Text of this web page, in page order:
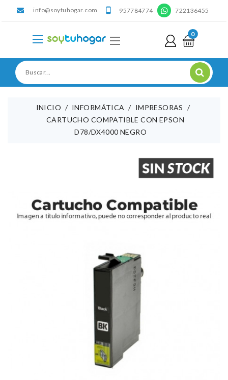
info@soytuhogar.com  957784774 ' 722136455
0
INICIO INFORMÁTICA
IMPRESORAS
CARTUCHO COMPATIBLE CON EPSON
D78/DX4000 NEGRO